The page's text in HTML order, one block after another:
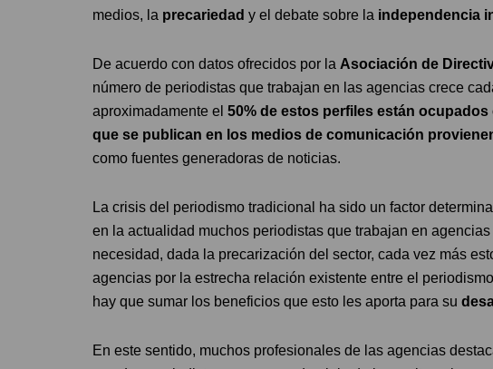
medios, la precariedad y el debate sobre la independencia
De acuerdo con datos ofrecidos por la Asociación de
número de periodistas que trabajan en las agencias crece
aproximadamente el 50% de estos perfiles están ocupados
que se publican en los medios de comunicación
como fuentes generadoras de noticias.
La crisis del periodismo tradicional ha sido un factor
en la actualidad muchos periodistas que trabajan en
necesidad, dada la precarización del sector, cada vez más
agencias por la estrecha relación existente entre el
hay que sumar los beneficios que esto les aporta para su
En este sentido, muchos profesionales de las agencias